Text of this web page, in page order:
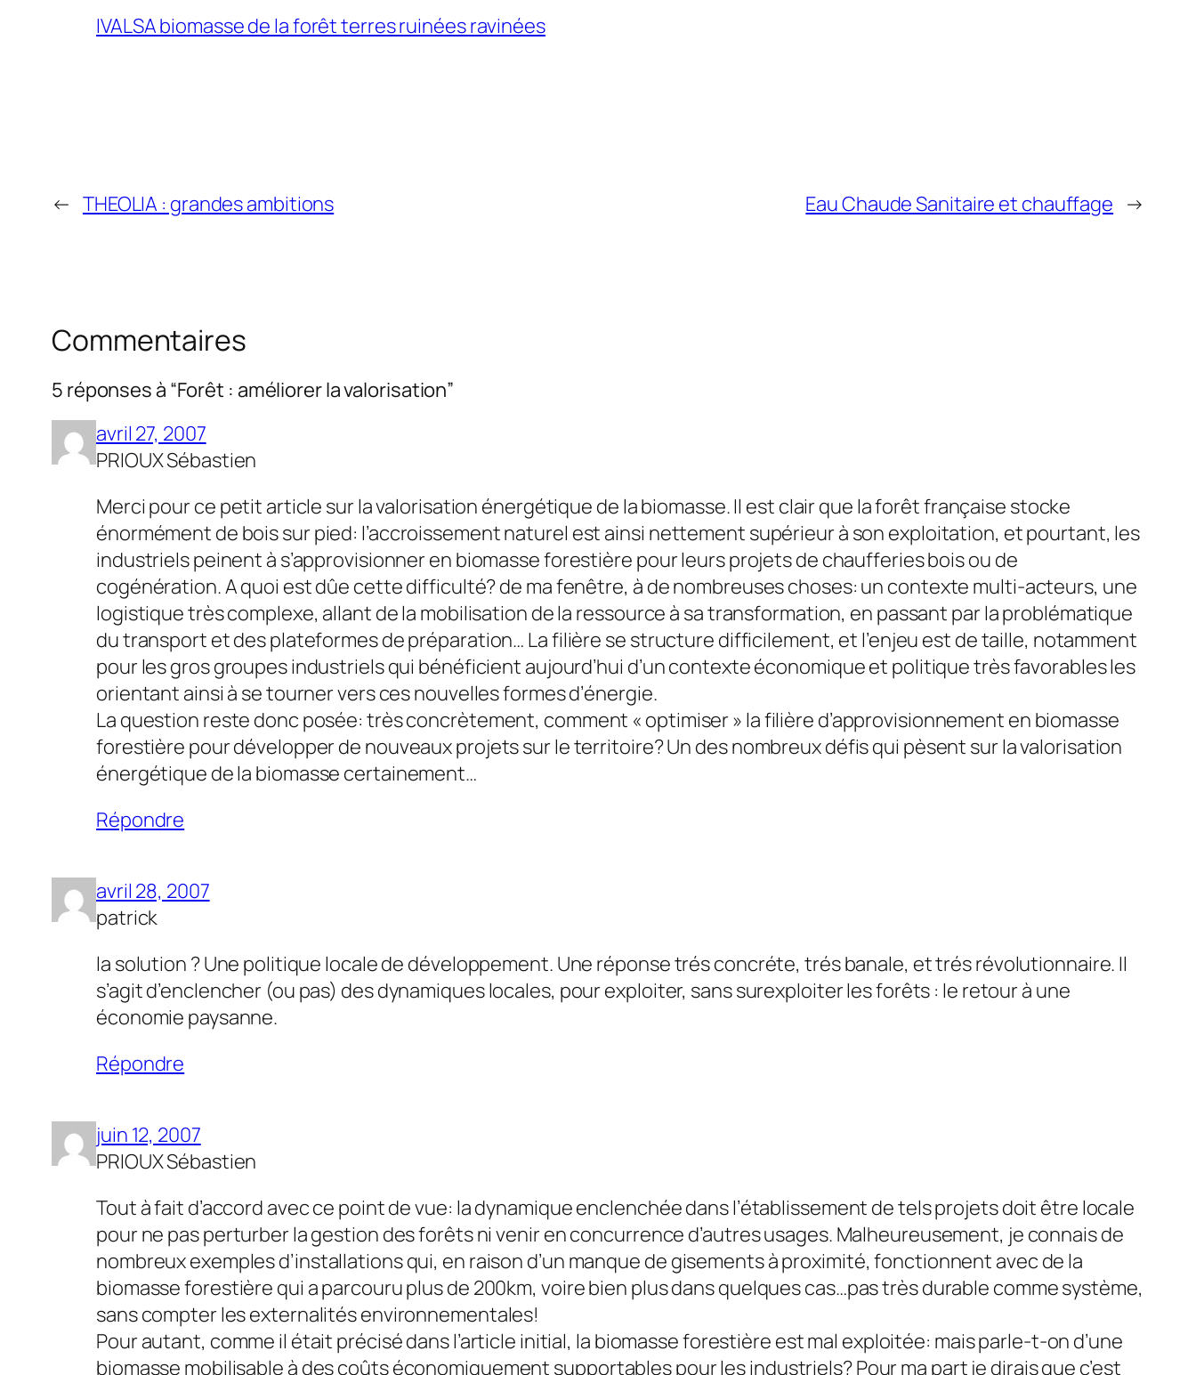
IVALSA biomasse de la forêt terres ruinées ravinées
← THEOLIA : grandes ambitions Eau Chaude Sanitaire et chauffage →
Commentaires
5 réponses à “Forêt : améliorer la valorisation”
avril 27, 2007
PRIOUX Sébastien
Merci pour ce petit article sur la valorisation énergétique de la biomasse. Il est clair que la forêt française stocke
énormément de bois sur pied: l’accroissement naturel est ainsi nettement supérieur à son exploitation, et pourtant, les
industriels peinent à s’approvisionner en biomasse forestière pour leurs projets de chaufferies bois ou de
cogénération. A quoi est dûe cette difficulté? de ma fenêtre, à de nombreuses choses: un contexte multi-acteurs, une
logistique très complexe, allant de la mobilisation de la ressource à sa transformation, en passant par la problématique
du transport et des plateformes de préparation… La filière se structure difficilement, et l’enjeu est de taille, notamment
pour les gros groupes industriels qui bénéficient aujourd’hui d’un contexte économique et politique très favorables les
orientant ainsi à se tourner vers ces nouvelles formes d’énergie.
La question reste donc posée: très concrètement, comment « optimiser » la filière d’approvisionnement en biomasse
forestière pour développer de nouveaux projets sur le territoire? Un des nombreux défis qui pèsent sur la valorisation
énergétique de la biomasse certainement…
Répondre
avril 28, 2007
patrick
la solution ? Une politique locale de développement. Une réponse trés concréte, trés banale, et trés révolutionnaire. Il
s’agit d’enclencher (ou pas) des dynamiques locales, pour exploiter, sans surexploiter les forêts : le retour à une
économie paysanne.
Répondre
juin 12, 2007
PRIOUX Sébastien
Tout à fait d’accord avec ce point de vue: la dynamique enclenchée dans l’établissement de tels projets doit être locale
pour ne pas perturber la gestion des forêts ni venir en concurrence d’autres usages. Malheureusement, je connais de
nombreux exemples d’installations qui, en raison d’un manque de gisements à proximité, fonctionnent avec de la
biomasse forestière qui a parcouru plus de 200km, voire bien plus dans quelques cas…pas très durable comme système,
sans compter les externalités environnementales!
Pour autant, comme il était précisé dans l’article initial, la biomasse forestière est mal exploitée: mais parle-t-on d’une
biomasse mobilisable à des coûts économiquement supportables pour les industriels? Pour ma part je dirais que c’est